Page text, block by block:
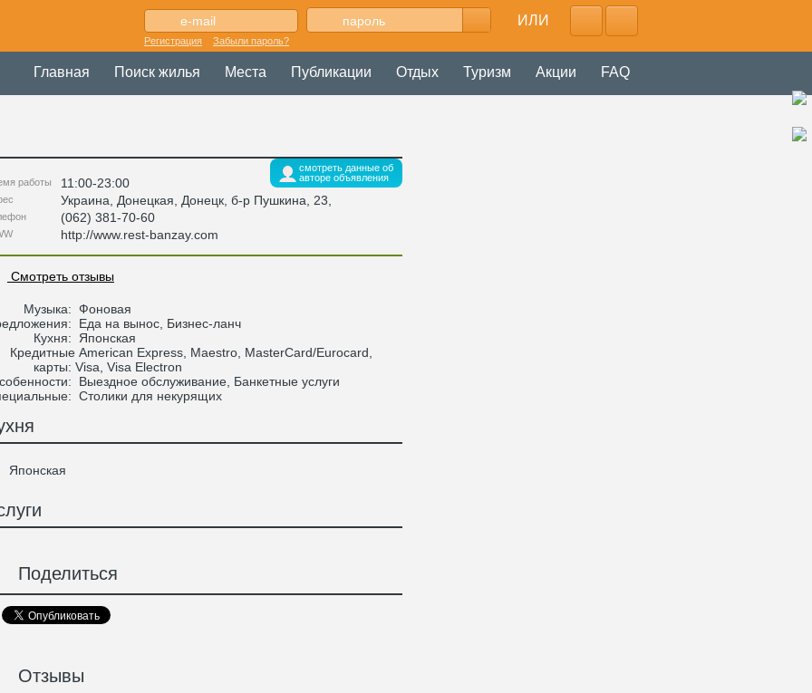
ИЛИ
Регистрация Забыли пароль?
Главная Поиск жилья Места Публикации Отдых Туризм Акции FAQ
смотреть данные об
авторе объявления
работы 11:00-23:00
Украина Донецкая , Донецк, б-р Пушкина, 23
(062) 381-70-60
http://www.rest-banzay.com
Смотреть отзывы
Музыка: Фоновая
Еда на вынос, Бизнес-ланч
Кухня:
Японская
Кредитные
карты:
American Express, Maestro, MasterCard/Eurocard,
Visa, Visa Electron
Выездное обслуживание, Банкетные услуги
Столики для некурящих
Японская
Поделиться
Отзывы